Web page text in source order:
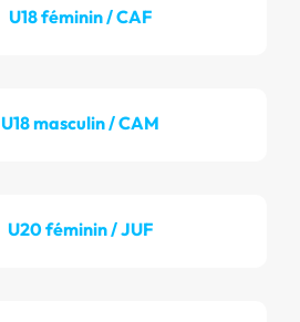
U18 féminin / CAF
U18 masculin / CAM
U20 féminin / JUF